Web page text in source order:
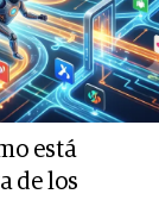
está
de los